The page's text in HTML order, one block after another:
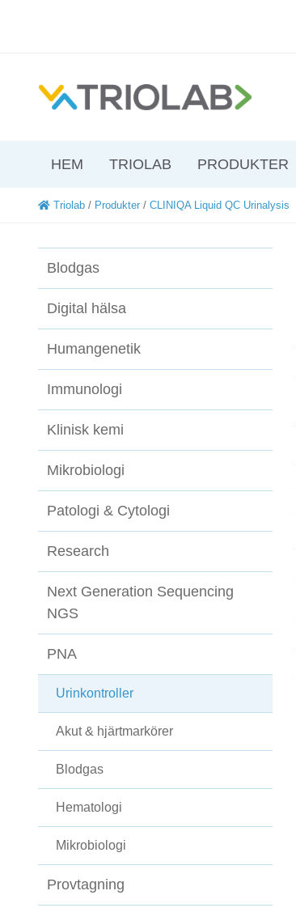
HEM TRIOLAB PRODUKTER
Triolab / Produkter / CLINIQA Liquid QC Urinalysis
Blodgas
Digital hälsa
Humangenetik
Immunologi
Klinisk kemi
Mikrobiologi
Patologi & Cytologi
Research
Next Generation Sequencing
NGS
PNA
Urinkontroller
Akut & hjärtmarkörer
Blodgas
Hematologi
Mikrobiologi
Provtagning